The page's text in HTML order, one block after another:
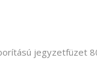
jegyzetfüzet